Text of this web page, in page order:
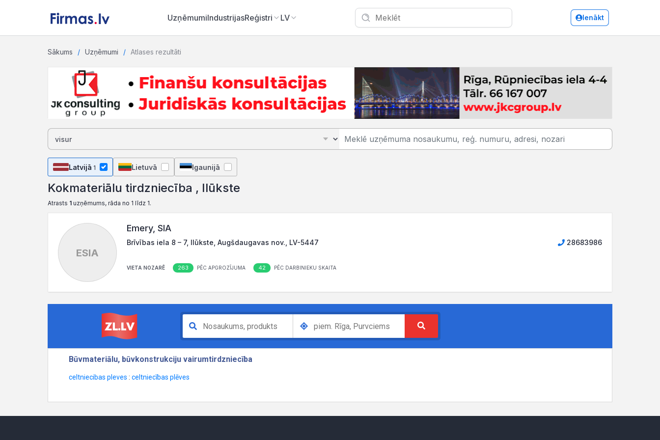
UzņēmumiIndustrijasReģistri LV Ienākt
Sākums Uzņēmumi Atlases rezultāti
Ilūkste/Kokmateriālu tirdzniecība
Latvijā 1 Lietuvā Igaunijā
Kokmateriālu tirdzniecība , Ilūkste
Atrasts 1 uzņēmums, rāda no 1 līdz 1.
ESIA
Emery, SIA
Brīvības iela 8 – 7, Ilūkste, Augšdaugavas nov., LV-5447 28683986
VIETA NOZARĒ 263 PĒC APGROZĪJUMA 42 PĒC DARBINIEKU SKAITA